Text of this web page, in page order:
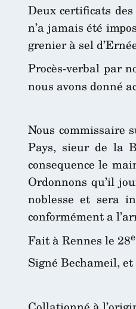
Deux certificats
n’a jamais été
grenier à sel
Procès-verbal par
nous avons donné
Nous commissaire
Pays, sieur de la
consequence le
Ordonnons qu’il
noblesse et sera
conformément a
Fait à Rennes le 28e
Signé Bechameil,